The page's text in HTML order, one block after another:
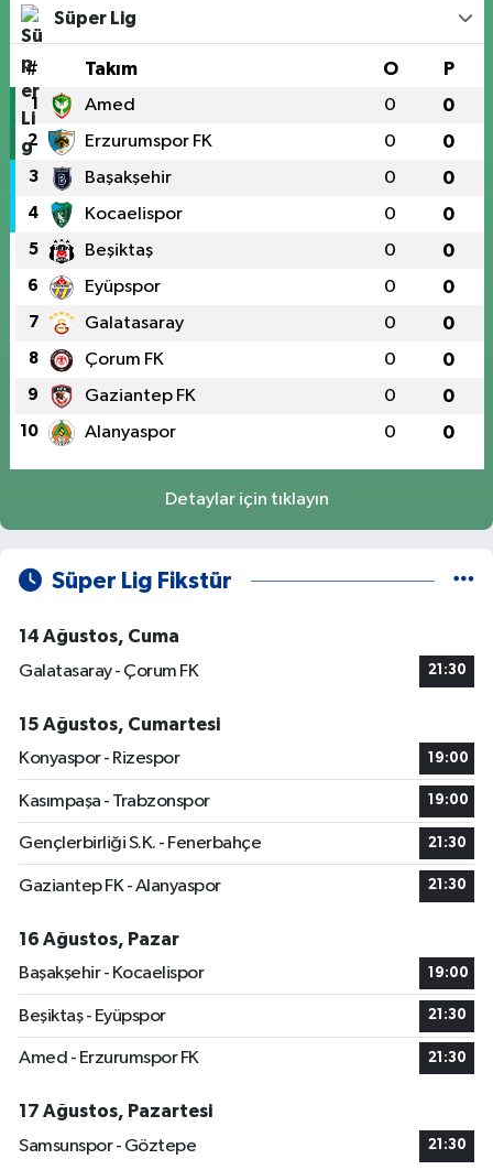
Süper Lig
# Takım O P
1 Amed 0 0
2 Erzurumspor FK 0 0
3 Başakşehir 0 0
4 Kocaelispor 0 0
5 Beşiktaş 0 0
6 Eyüpspor 0 0
7 Galatasaray 0 0
8 Çorum FK 0 0
9 Gaziantep FK 0 0
10 Alanyaspor 0 0
Detaylar için tıklayın
Süper Lig Fikstür
14 Ağustos, Cuma
Galatasaray - Çorum FK
21:30
15 Ağustos, Cumartesi
Konyaspor - Rizespor
19:00
Kasımpaşa - Trabzonspor 19:00
Gençlerbirliği S.K. - Fenerbahçe 21:30
Gaziantep FK - Alanyaspor 21:30
16 Ağustos, Pazar
Başakşehir - Kocaelispor
19:00
Beşiktaş - Eyüpspor 21:30
Amed - Erzurumspor FK 21:30
17 Ağustos, Pazartesi
Samsunspor - Göztepe
21:30